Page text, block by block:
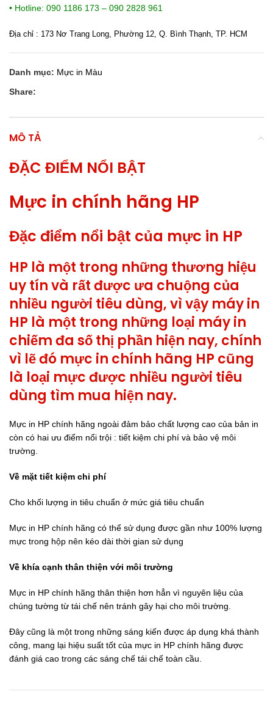
• Hotline: 090 1186 173 – 090 2828 961
Địa chỉ : 173 Nơ Trang Long, Phường 12, Q. Bình Thạnh, TP. HCM
Danh mục: Mực in Màu
Share:
MÔ TẢ
ĐẶC ĐIỂM NỔI BẬT
Mực in chính hãng HP
Đặc điểm nổi bật của mực in HP
HP là một trong những thương hiệu
uy tín và rất được ưa chuộng của
nhiều người tiêu dùng, vì vậy máy in
HP là một trong những loại máy in
chiếm đa số thị phần hiện nay, chính
vì lẽ đó mực in chính hãng HP cũng
là loại mực được nhiều người tiêu
dùng tìm mua hiện nay.
Mực in HP chính hãng ngoài đảm bảo chất lượng cao của bản in
còn có hai ưu điểm nổi trội : tiết kiệm chi phí và bảo vệ môi
trường.
Về mặt tiết kiệm chi phí
Cho khối lượng in tiêu chuẩn ở mức giá tiêu chuẩn
Mực in HP chính hãng có thể sử dụng được gần như 100% lượng
mực trong hộp nên kéo dài thời gian sử dụng
Về khía cạnh thân thiện với môi trường
Mực in HP chính hãng thân thiện hơn hẳn vì nguyên liệu của
chúng tường từ tái chế nên tránh gây hại cho môi trường.
Đây cũng là một trong những sáng kiến được áp dụng khá thành
công, mang lại hiệu suất tốt của mực in HP chính hãng được
đánh giá cao trong các sáng chế tái chế toàn cầu.